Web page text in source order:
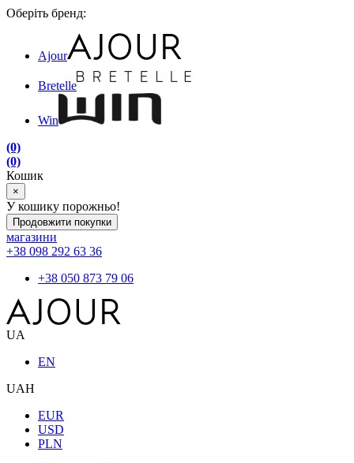
Оберіть бренд:
Ajour
Bretelle
Win
(0)
(0)
Кошик
×
У кошику порожньо!
Продовжити покупки
магазини
+38 098 292 63 36
+38 050 873 79 06
UA
EN
UAH
EUR
USD
PLN